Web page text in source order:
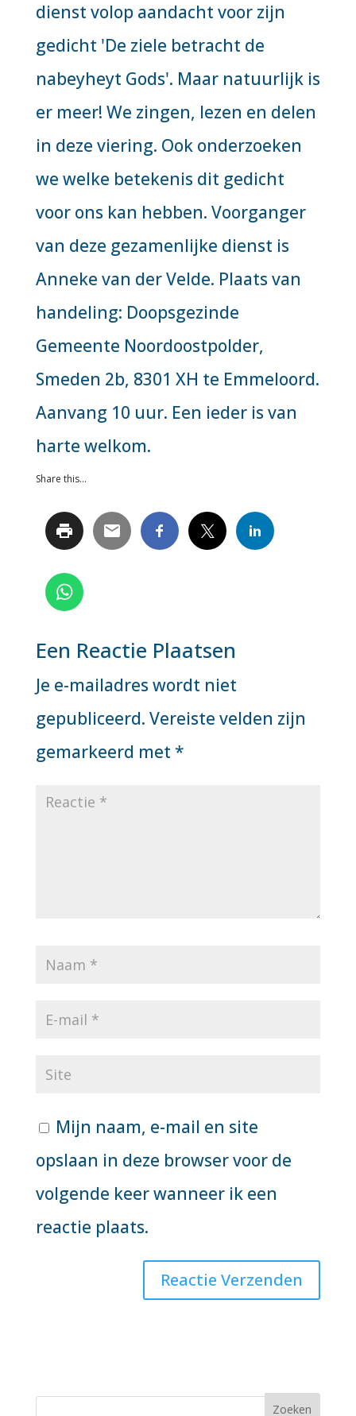
dienst volop aandacht voor zijn
gedicht 'De ziele betracht de
nabeyheyt Gods'. Maar natuurlijk is
er meer! We zingen, lezen en delen
in deze viering. Ook onderzoeken
we welke betekenis dit gedicht
voor ons kan hebben. Voorganger
van deze gezamenlijke dienst is
Anneke van der Velde. Plaats van
handeling: Doopsgezinde
Gemeente Noordoostpolder,
Smeden 2b, 8301 XH te Emmeloord.
Aanvang 10 uur. Een ieder is van
harte welkom.
Share this...
Een Reactie Plaatsen
Je e-mailadres wordt niet
gepubliceerd. Vereiste velden zijn
gemarkeerd met *
Mijn naam, e-mail en site
opslaan in deze browser voor de
volgende keer wanneer ik een
reactie plaats.